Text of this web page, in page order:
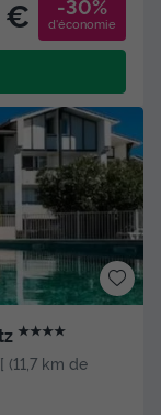
€ -30%
d'économie
★★★★
(11,7 km de